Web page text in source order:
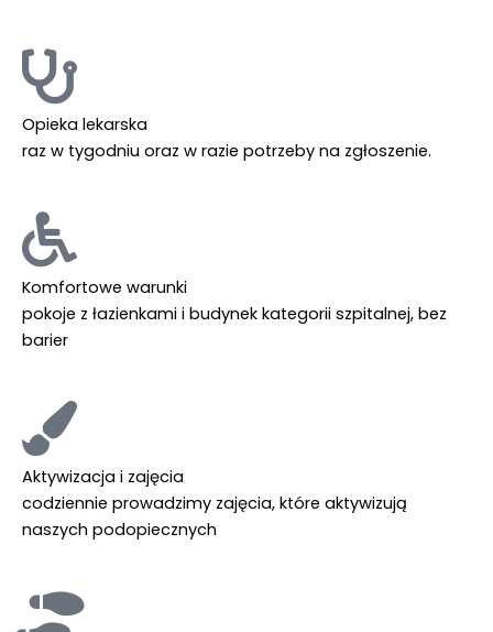
Opieka lekarska
raz w tygodniu oraz w razie potrzeby na zgłoszenie.
Komfortowe warunki
pokoje z łazienkami i budynek kategorii szpitalnej, bez
barier
Aktywizacja i zajęcia
codziennie prowadzimy zajęcia, które aktywizują
naszych podopiecznych